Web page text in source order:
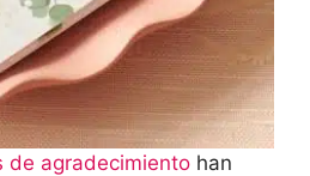
de agradecimiento han